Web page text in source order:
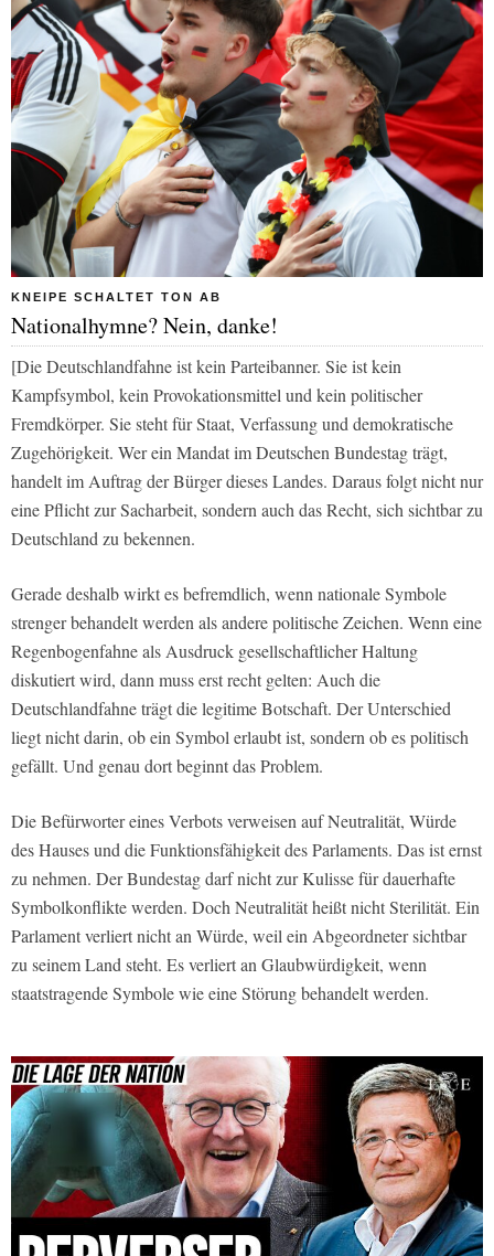
KNEIPE SCHALTET TON AB
Nationalhymne? Nein, danke!
[Die Deutschlandfahne ist kein Parteibanner. Sie ist kein
Kampfsymbol, kein Provokationsmittel und kein politischer
Fremdkörper. Sie steht für Staat, Verfassung und demokratische
Zugehörigkeit. Wer ein Mandat im Deutschen Bundestag trägt,
handelt im Auftrag der Bürger dieses Landes. Daraus folgt nicht nur
eine Pflicht zur Sacharbeit, sondern auch das Recht, sich sichtbar zu
Deutschland zu bekennen.
Gerade deshalb wirkt es befremdlich, wenn nationale Symbole
strenger behandelt werden als andere politische Zeichen. Wenn eine
Regenbogenfahne als Ausdruck gesellschaftlicher Haltung
diskutiert wird, dann muss erst recht gelten: Auch die
Deutschlandfahne trägt die legitime Botschaft. Der Unterschied
liegt nicht darin, ob ein Symbol erlaubt ist, sondern ob es politisch
gefällt. Und genau dort beginnt das Problem.
Die Befürworter eines Verbots verweisen auf Neutralität, Würde
des Hauses und die Funktionsfähigkeit des Parlaments. Das ist ernst
zu nehmen. Der Bundestag darf nicht zur Kulisse für dauerhafte
Symbolkonflikte werden. Doch Neutralität heißt nicht Sterilität. Ein
Parlament verliert nicht an Würde, weil ein Abgeordneter sichtbar
zu seinem Land steht. Es verliert an Glaubwürdigkeit, wenn
staatstragende Symbole wie eine Störung behandelt werden.